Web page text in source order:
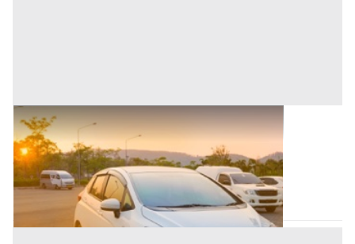
Autovetture all'asta a Nuoro
Nuoro (Nuoro)
Base d'asta
300 €
Asta chiusa